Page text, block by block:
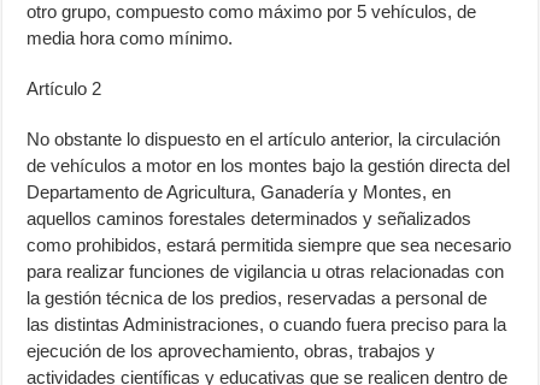
otro grupo, compuesto como máximo por 5 vehículos, de
media hora como mínimo.
Artículo 2
No obstante lo dispuesto en el artículo anterior, la circulación
de vehículos a motor en los montes bajo la gestión directa del
Departamento de Agricultura, Ganadería y Montes, en
aquellos caminos forestales determinados y señalizados
como prohibidos, estará permitida siempre que sea necesario
para realizar funciones de vigilancia u otras relacionadas con
la gestión técnica de los predios, reservadas a personal de
las distintas Administraciones, o cuando fuera preciso para la
ejecución de los aprovechamiento, obras, trabajos y
actividades científicas y educativas que se realicen dentro de